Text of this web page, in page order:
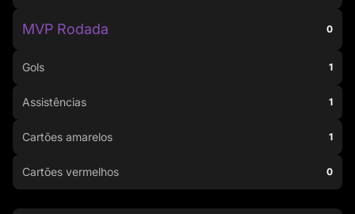
MVP Rodada 0
Gols 1
Assistências 1
Cartões amarelos 1
Cartões vermelhos 0